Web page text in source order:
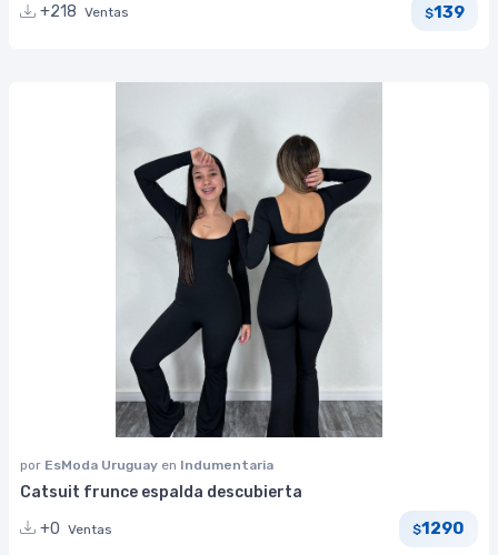
+218 Ventas $139
por EsModa Uruguay en Indumentaria
Catsuit frunce espalda descubierta
+0 Ventas $1290